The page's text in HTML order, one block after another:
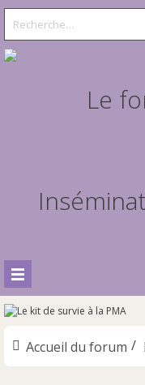
Accueil du forum